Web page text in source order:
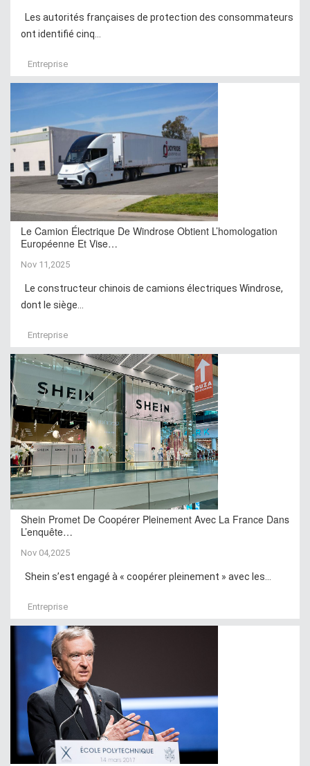
Les autorités françaises de protection des consommateurs
ont identifié cinq...
Entreprise
Le Camion Électrique De Windrose Obtient L’homologation
Européenne Et Vise…
Nov 11,2025
Le constructeur chinois de camions électriques Windrose,
dont le siège...
Entreprise
Shein Promet De Coopérer Pleinement Avec La France Dans
L’enquête…
Nov 04,2025
Shein s’est engagé à « coopérer pleinement » avec les...
Entreprise